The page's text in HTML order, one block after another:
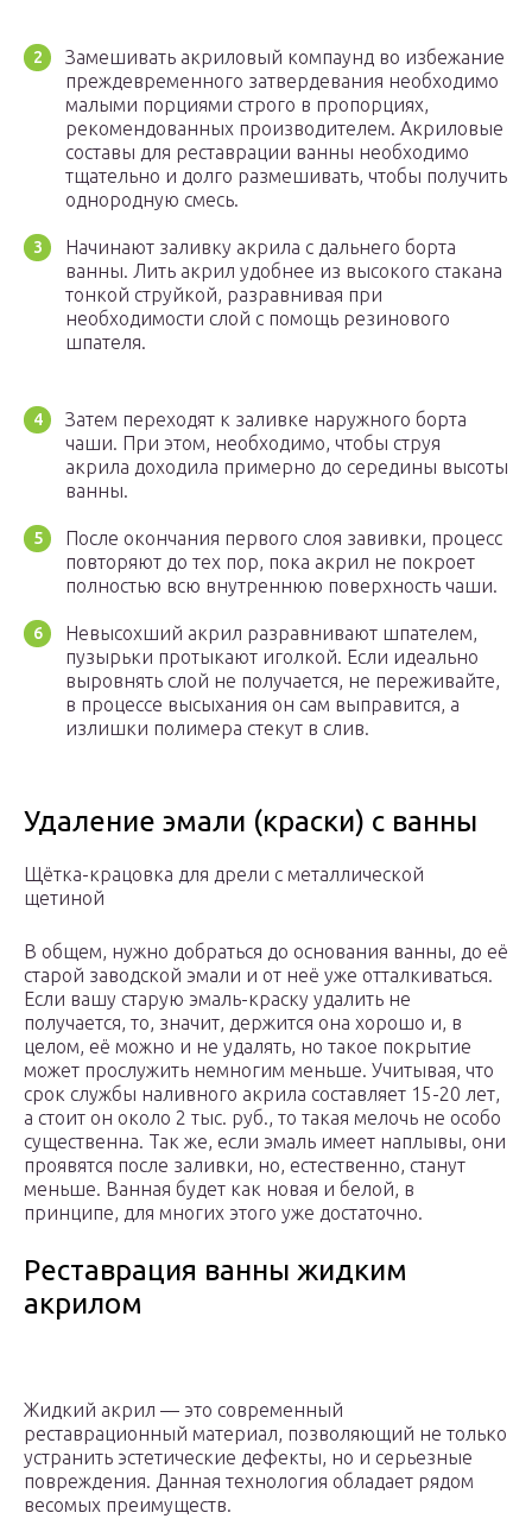
Замешивать акриловый компаунд во избежание
преждевременного затвердевания необходимо
малыми порциями строго в пропорциях,
рекомендованных производителем. Акриловые
составы для реставрации ванны необходимо
тщательно и долго размешивать, чтобы получить
однородную смесь.
Начинают заливку акрила с дальнего борта
ванны. Лить акрил удобнее из высокого стакана
тонкой струйкой, разравнивая при
необходимости слой с помощь резинового
шпателя.
Затем переходят к заливке наружного борта
чаши. При этом, необходимо, чтобы струя
акрила доходила примерно до середины высоты
ванны.
После окончания первого слоя завивки, процесс
повторяют до тех пор, пока акрил не покроет
полностью всю внутреннюю поверхность чаши.
Невысохший акрил разравнивают шпателем,
пузырьки протыкают иголкой. Если идеально
выровнять слой не получается, не переживайте,
в процессе высыхания он сам выправится, а
излишки полимера стекут в слив.
Удаление эмали (краски) с ванны
Щётка-крацовка для дрели с металлической
щетиной
В общем, нужно добраться до основания ванны, до её
старой заводской эмали и от неё уже отталкиваться.
Если вашу старую эмаль-краску удалить не
получается, то, значит, держится она хорошо и, в
целом, её можно и не удалять, но такое покрытие
может прослужить немногим меньше. Учитывая, что
срок службы наливного акрила составляет 15-20 лет,
а стоит он около 2 тыс. руб., то такая мелочь не особо
существенна. Так же, если эмаль имеет наплывы, они
проявятся после заливки, но, естественно, станут
меньше. Ванная будет как новая и белой, в
принципе, для многих этого уже достаточно.
Реставрация ванны жидким
акрилом
Жидкий акрил — это современный
реставрационный материал, позволяющий не только
устранить эстетические дефекты, но и серьезные
повреждения. Данная технология обладает рядом
весомых преимуществ.